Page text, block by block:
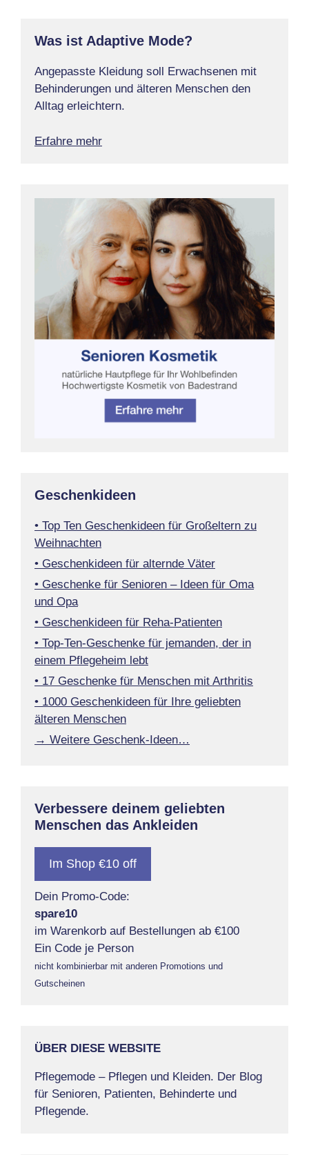
Was ist Adaptive Mode?
Angepasste Kleidung soll Erwachsenen mit
Behinderungen und älteren Menschen den
Alltag erleichtern.
Erfahre mehr
Geschenkideen
• Top Ten Geschenkideen für Großeltern zu
Weihnachten
• Geschenkideen für alternde Väter
• Geschenke für Senioren – Ideen für Oma
und Opa
• Geschenkideen für Reha-Patienten
• Top-Ten-Geschenke für jemanden, der in
einem Pflegeheim lebt
• 17 Geschenke für Menschen mit Arthritis
• 1000 Geschenkideen für Ihre geliebten
älteren Menschen
→ Weitere Geschenk-Ideen…
Verbessere deinem geliebten
Menschen das Ankleiden
Im Shop €10 off
Dein Promo-Code:
spare10
im Warenkorb auf Bestellungen ab €100
Ein Code je Person
nicht kombinierbar mit anderen Promotions und
Gutscheinen
ÜBER DIESE WEBSITE
Pflegemode – Pflegen und Kleiden. Der Blog
für Senioren, Patienten, Behinderte und
Pflegende.